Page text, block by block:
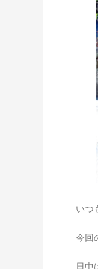
いつ
今回
日中